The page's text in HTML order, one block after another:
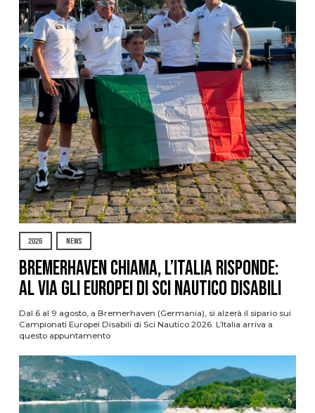
2026 NEWS
Bremerhaven chiama, l’Italia risponde:
al via gli Europei di Sci Nautico Disabili
Dal 6 al 9 agosto, a Bremerhaven (Germania), si alzerà il sipario sui
Campionati Europei Disabili di Sci Nautico 2026. L’Italia arriva a
questo appuntamento